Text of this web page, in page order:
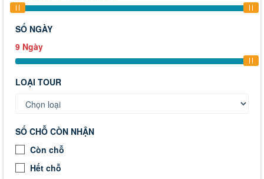
SỐ NGÀY
9 Ngày
LOẠI TOUR
SỐ CHỖ CÒN NHẬN
Còn chỗ
Hết chỗ